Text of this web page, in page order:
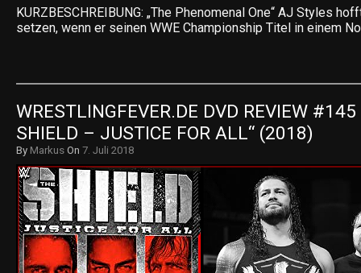
KURZBESCHREIBUNG: „The Phenomenal One“ AJ Styles
setzen, wenn er seinen WWE Championship Titel in einem
WRESTLINGFEVER.DE DVD REVIEW #145
SHIELD – JUSTICE FOR ALL“ (2018)
By Markus On 7. Juli 2018